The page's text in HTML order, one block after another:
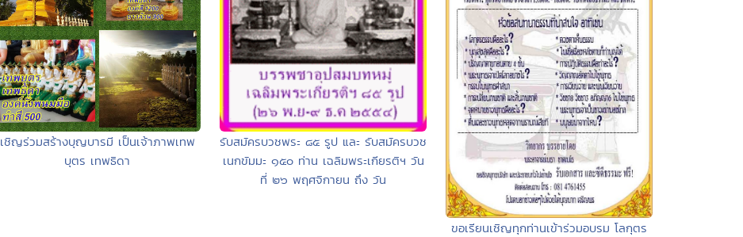
เชิญร่วมสร้างบุญบารมี เป็นเจ้าภาพเทพ
บุตร เทพธิดา
รับสมัครบวชพระ ๘๕ รูป และ รับสมัครบวช
เนกขัมมะ ๑๕๐ ท่าน เฉลิมพระเกียรติฯ วัน
ที่ ๒๖ พฤศจิกายน ถึง วัน
ขอเรียนเชิญทุกท่านเข้าร่วมอบรม โลกุตร